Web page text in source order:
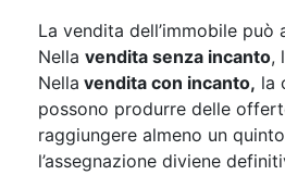
La vendita dell’immobile
Nella vendita senza incanto,
Nella vendita con incanto, la
possono produrre delle
raggiungere almeno un
l’assegnazione diviene